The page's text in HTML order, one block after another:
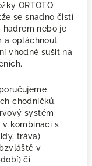
ORTOTO
se snadno čistí
nebo je
a opláchnout
vhodné sušit na
chodníčků.
systém
v kombinaci s
tráva)
v
či